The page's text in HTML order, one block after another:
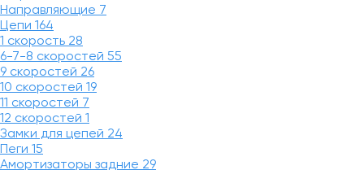
Направляющие 7
Цепи 164
1 скорость 28
6-7-8 скоростей 55
9 скоростей 26
10 скоростей 19
11 скоростей 7
12 скоростей 1
Замки для цепей 24
Пеги 15
Амортизаторы задние 29